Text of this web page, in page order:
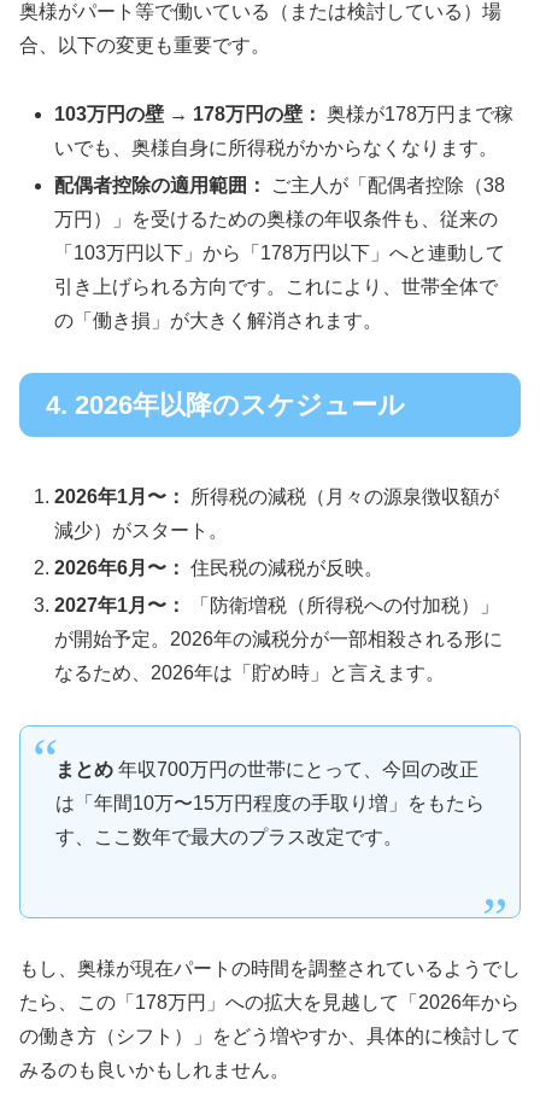
奥様がパート等で働いている（または検討している）場
合、以下の変更も重要です。
103万円の壁 → 178万円の壁： 奥様が178万円まで稼
いでも、奥様自身に所得税がかからなくなります。
配偶者控除の適用範囲：
ご主人が「配偶者控除（38
万円）」を受けるための奥様の年収条件も、従来の
「103万円以下」から「178万円以下」へと連動して
引き上げられる方向です。これにより、世帯全体で
の「働き損」が大きく解消されます。
4. 2026年以降のスケジュール
2026年1月〜：
所得税の減税（月々の源泉徴収額が
減少）がスタート。
2026年6月〜： 住民税の減税が反映。
2027年1月〜：
「防衛増税（所得税への付加税）」
が開始予定。2026年の減税分が一部相殺される形に
なるため、2026年は「貯め時」と言えます。
まとめ年収700万円の世帯にとって、今回の改正
は「年間10万〜15万円程度の手取り増」をもたら
す、ここ数年で最大のプラス改定です。
もし、奥様が現在パートの時間を調整されているようでし
たら、この「178万円」への拡大を見越して「2026年から
の働き方（シフト）」をどう増やすか、具体的に検討して
みるのも良いかもしれません。